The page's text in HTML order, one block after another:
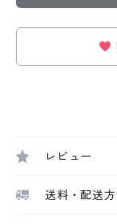
レビュー
送料・配送